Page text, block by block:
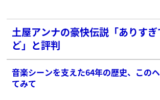
土屋アンナの豪快伝説「ありす
ど」と評判
音楽シーンを支えた64年の歴史、この
てみて